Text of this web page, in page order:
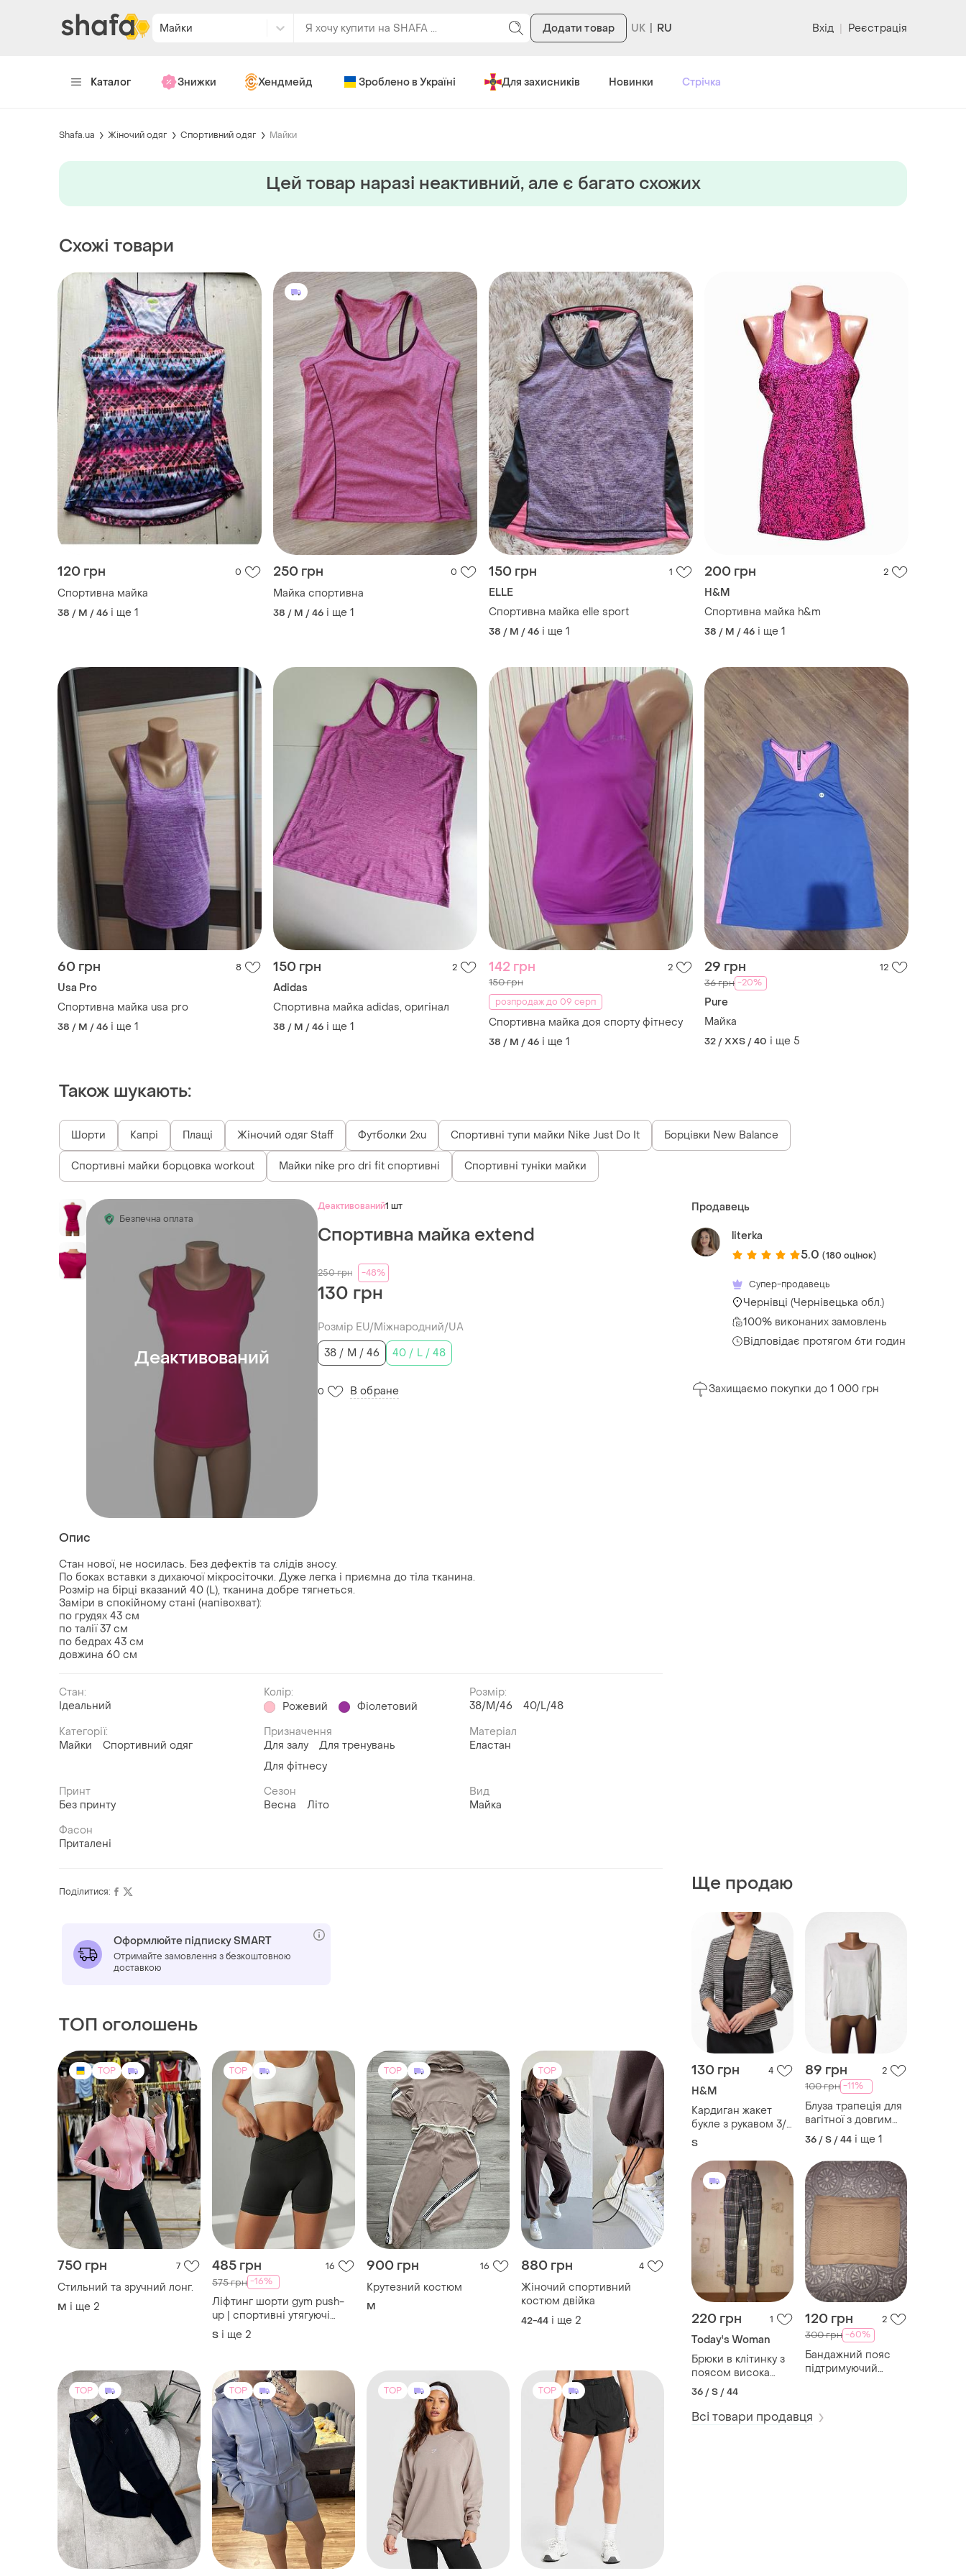
Майки Додати товар RU Вхід | Реєстрація
Каталог Знижки Хендмейд Зроблено в Україні Для захисників Новинки Стрічка
Shafa.ua Жіночий одяг Спортивний одяг Майки
Цей товар наразi неактивний, але є багато схожих
Схожі товари
120 грн 0
Спортивна майка
38 / M / 46 і ще 1
250 грн 0
Майка спортивна
38 / M / 46 і ще 1
150 грн 1
ELLE
Спортивна майка elle sport
38 / M / 46 і ще 1
200 грн 2
H&M
Спортивна майка h&m
38 / M / 46 і ще 1
60 грн 8
Usa Pro
Спортивна майка usa pro
38 / M / 46 і ще 1
150 грн 2
Adidas
Спортивна майка adidas, оригінал
38 / M / 46 і ще 1
142 грн 2
150 грн
розпродаж до 09 серп
Спортивна майка доя спорту фітнесу
38 / M / 46 і ще 1
29 грн 12
36 грн -20%
Pure
Майка
32 / XXS / 40 і ще 5
Також шукають:
Шорти Капрі Плащі Жіночий одяг Staff Футболки 2xu Спортивні тупи майки Nike Just Do It Борцівки New Balance
Спортивні майки борцовка workout Майки nike pro dri fit спортивні Спортивні туніки майки
Безпечна оплата
Деактивований
Деактивований1 шт
Спортивна майка extend
250грн -48%
130 грн
Розмір EU/Міжнародний/UA
38 / M / 46
40 / L / 48
0 В обране
Опис
Стан нової, не носилась. Без дефектів та слідів зносу.
По боках вставки з дихаючої мікросіточки. Дуже легка і приємна до тіла тканина.
Розмір на бірці вказаний 40 (L), тканина добре тягнеться.
Заміри в спокійному стані (напівохват):
по грудях 43 см
по талії 37 см
по бедрах 43 см
довжина 60 см
Стан:
Ідеальний
Колір:
Рожевий
Фіолетовий
Розмір:
38/M/46
40/L/48
Категорії:
Майки
Спортивний одяг
Призначення
Для залу
Для тренувань
Для фітнесу
Матеріал
Еластан
Принт
Без принту
Сезон
Весна
Літо
Вид
Майка
Фасон
Приталені
Продавець
literka
5.0 (180 оцінок)
Супер-продавець
Чернівці (Чернівецька обл.)
100% виконаних замовлень
Відповідає протягом 6ти годин
Захищаємо покупки до 1 000 грн
Ще продаю
130 грн 4
H&M
Кардиган жакет
букле з рукавом 3/4
h&m
S
89 грн 2
100 грн -11%
Блуза трапеція для
вагітної з довгим
рукавом
36 / S / 44 і ще 1
220 грн 1
Today's Woman
Брюки в клітинку з
поясом висока
талія today
36 / S / 44
120 грн 2
300 грн -60%
Бандажний пояс
підтримуючий
Всі товари продавця
Поділитися:
Оформлюйте підписку SMART
Отримайте замовлення з безкоштовною
доставкою
ТОП оголошень
TOP
750 грн 7
Стильний та зручний лонг.
M і ще 2
TOP
485 грн 16
575 грн -16%
Ліфтинг шорти gym push-
up | спортивні утягуючі
шорти з високою посадкою
| безшовні
S і ще 2
TOP
900 грн 16
Крутезний костюм
M
TOP
880 грн 4
Жіночий спортивний
костюм двійка
42-44 і ще 2
TOP TOP TOP TOP